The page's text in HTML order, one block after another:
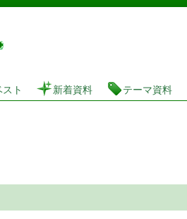
図書館 蔵書検索・予約システム
ト 新着資料 テーマ資料